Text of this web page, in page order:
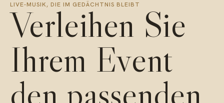
LIVE-MUSIK, DIE IM GEDÄCHTNIS BLEIBT
Verleihen Sie
Ihrem Event